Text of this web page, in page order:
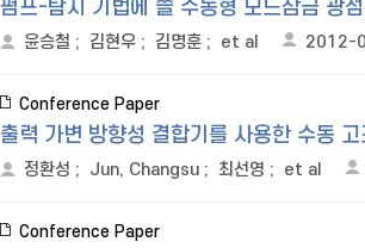
펌프-탐지 기법에 쓸 수동형 모드잠금 광
윤승철 ; 김현우 ; 김명훈 ; et al 2012-
Conference Paper
출력 가변 방향성 결합기를 사용한 수동
정환성 ; Jun, Changsu ; 최선영 ; et al
Conference Paper